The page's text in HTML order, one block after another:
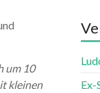
um 10
kleinen
Ex-